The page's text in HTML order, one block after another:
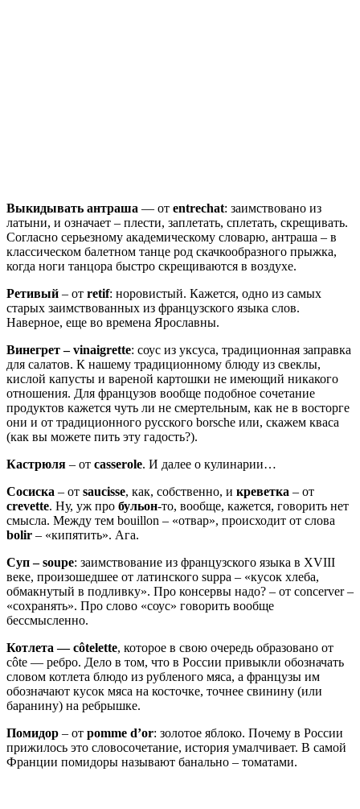
Выкидывать антраша — от entrechat: заимствовано из
латыни, и означает – плести, заплетать, сплетать, скрещивать.
Согласно серьезному академическому словарю, антраша – в
классическом балетном танце род скачкообразного прыжка,
когда ноги танцора быстро скрещиваются в воздухе.
Ретивый – от retif: норовистый. Кажется, одно из самых
старых заимствованных из французского языка слов.
Наверное, еще во времена Ярославны.
Винегрет – vinaigrette: соус из уксуса, традиционная заправка
для салатов. К нашему традиционному блюду из свеклы,
кислой капусты и вареной картошки не имеющий никакого
отношения. Для французов вообще подобное сочетание
продуктов кажется чуть ли не смертельным, как не в восторге
они и от традиционного русского borsche или, скажем кваса
(как вы можете пить эту гадость?).
Кастрюля – от casserole. И далее о кулинарии…
Сосиска – от saucisse, как, собственно, и креветка – от
crevette. Ну, уж про бульон-то, вообще, кажется, говорить нет
смысла. Между тем bouillon – «отвар», происходит от слова
bolir – «кипятить». Ага.
Суп – soupe: заимствование из французского языка в XVIII
веке, произошедшее от латинского suppa – «кусок хлеба,
обмакнутый в подливку». Про консервы надо? – от concerver –
«сохранять». Про слово «соус» говорить вообще
бессмысленно.
Котлета — côtelette, которое в свою очередь образовано от
côte — ребро. Дело в том, что в России привыкли обозначать
словом котлета блюдо из рубленого мяса, а французы им
обозначают кусок мяса на косточке, точнее свинину (или
баранину) на ребрышке.
Помидор – от pomme d’or: золотое яблоко. Почему в России
прижилось это словосочетание, история умалчивает. В самой
Франции помидоры называют банально – томатами.